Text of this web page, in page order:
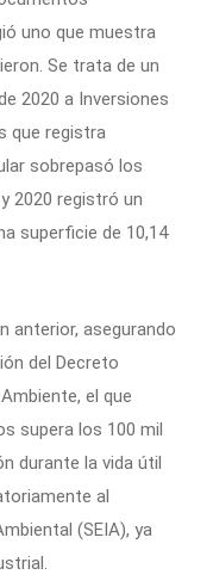
uno que muestra
Se trata de un
2020 a Inversiones
que registra
sobrepasó los
2020 registró un
superficie de 10,14
anterior, asegurando
del Decreto
el que
supera los 100 mil
durante la vida útil
al
(SEIA), ya